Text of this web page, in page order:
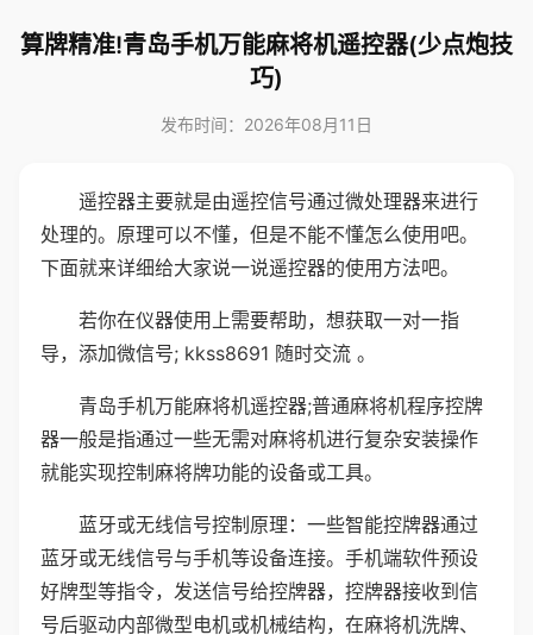
算牌精准!青岛手机万能麻将机遥控器(少点炮技
巧)
发布时间：2026年08月11日
遥控器主要就是由遥控信号通过微处理器来进行
处理的。原理可以不懂，但是不能不懂怎么使用吧。
下面就来详细给大家说一说遥控器的使用方法吧。
若你在仪器使用上需要帮助，想获取一对一指
导，添加微信号; kkss8691 随时交流 。
青岛手机万能麻将机遥控器;普通麻将机程序控牌
器一般是指通过一些无需对麻将机进行复杂安装操作
就能实现控制麻将牌功能的设备或工具。
蓝牙或无线信号控制原理：一些智能控牌器通过
蓝牙或无线信号与手机等设备连接。手机端软件预设
好牌型等指令，发送信号给控牌器，控牌器接收到信
号后驱动内部微型电机或机械结构，在麻将机洗牌、